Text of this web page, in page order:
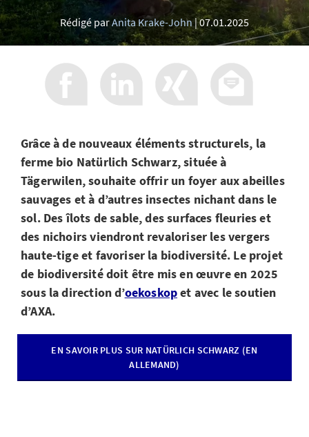
Rédigé parAnita Krake-John 07.01.2025
Grâce à de nouveaux éléments structurels, la
ferme bio Natürlich Schwarz, située à
Tägerwilen, souhaite offrir un foyer aux abeilles
sauvages et à d’autres insectes nichant dans le
sol. Des îlots de sable, des surfaces fleuries et
des nichoirs viendront revaloriser les vergers
haute-tige et favoriser la biodiversité. Le projet
de biodiversité doit être mis en œuvre en 2025
sous la direction d’oekoskopet avec le soutien
d’AXA.
EN SAVOIR PLUS SUR NATÜRLICH SCHWARZ (EN
ALLEMAND)